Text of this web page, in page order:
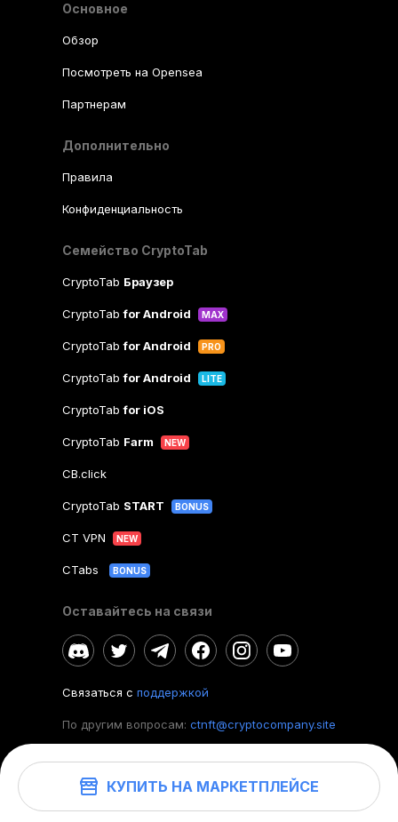
КУПИТЬ НА МАРКЕТПЛЕЙСЕ
Основное
Обзор
Посмотреть на Opensea
Партнерам
Дополнительно
Правила
Конфиденциальность
Семейство CryptoTab
CryptoTab Браузер
CryptoTabfor Android MAX
CryptoTabfor Android PRO
CryptoTabfor Android LITE
CryptoTabfor iOS
CryptoTab Farm NEW
CB.click
CryptoTab START BONUS
CT VPN NEW
CTabs BONUS
Оставайтесь на связи
Связаться с поддержкой
По другим вопросам: ctnft@cryptocompany.site
©2026. CryptoTab NFT.Все права защищены.